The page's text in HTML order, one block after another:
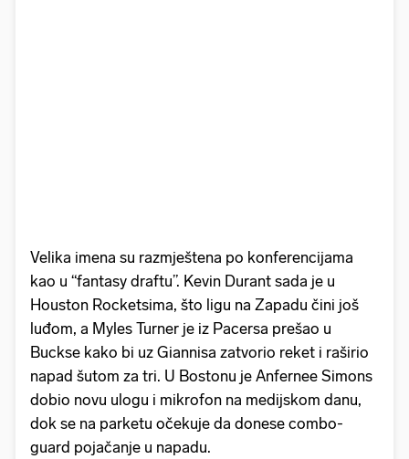
Velika imena su razmještena po konferencijama
kao u “fantasy draftu”. Kevin Durant sada je u
Houston Rocketsima, što ligu na Zapadu čini još
luđom, a Myles Turner je iz Pacersa prešao u
Buckse kako bi uz Giannisa zatvorio reket i raširio
napad šutom za tri. U Bostonu je Anfernee Simons
dobio novu ulogu i mikrofon na medijskom danu,
dok se na parketu očekuje da donese combo-
guard pojačanje u napadu.